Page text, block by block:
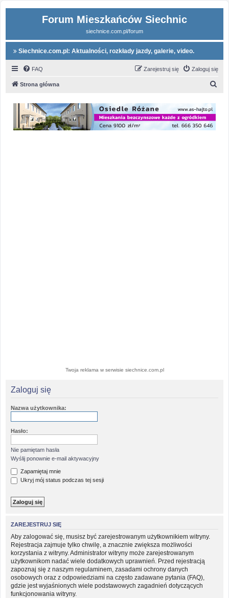
Forum Mieszkańców Siechnic
siechnice.com.pl/forum
Siechnice.com.pl: Aktualności, rozkłady jazdy, galerie, video.
FAQ Zaloguj się
Zarejestruj się
Strona główna
Twoja reklama w serwisie siechnice.com.pl
Zaloguj się
Nazwa użytkownika:
Hasło:
Nie pamiętam hasła
Wyślij ponownie e-mail aktywacyjny
Zapamiętaj mnie
Ukryj mój status podczas tej sesji
ZAREJESTRUJ SIĘ
Aby zalogować się, musisz być zarejestrowanym użytkownikiem witryny.
Rejestracja zajmuje tylko chwilę, a znacznie zwiększa możliwości
korzystania z witryny. Administrator witryny może zarejestrowanym
użytkownikom nadać wiele dodatkowych uprawnień. Przed rejestracją
zapoznaj się z naszym regulaminem, zasadami ochrony danych
osobowych oraz z odpowiedziami na często zadawane pytania (FAQ),
gdzie jest wyjaśnionych wiele podstawowych zagadnień dotyczących
funkcjonowania witryny.